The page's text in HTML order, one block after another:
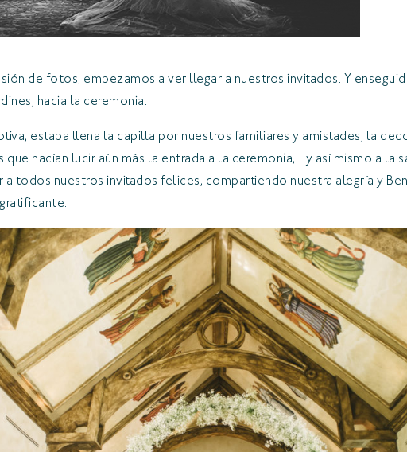
de fotos, empezamos a ver llegar a nuestros invitados. Y
hacia la ceremonia.
estaba llena la capilla por nuestros familiares y amistades, la
que hacían lucir aún más la entrada a la ceremonia, y así mismo a la
a todos nuestros invitados felices, compartiendo nuestra alegría y